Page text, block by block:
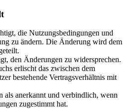
die Nutzungsbedingungen und
zu ändern. Die Änderung wird dem
den Änderungen zu widersprechen.
erlischt das zwischen dem
bestehende Vertragsverhältnis mit
als anerkannt und verbindlich, wenn
zugestimmt hat.